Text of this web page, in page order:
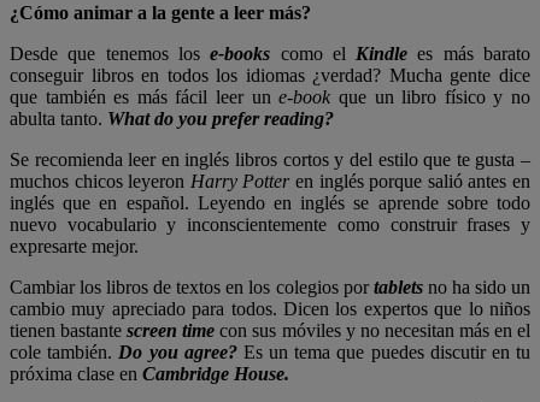
¿Cómo animar a la gente a leer más?
Desde que tenemos lose-books como el Kindle es más barato
conseguir libros en todos los idiomas ¿verdad? Mucha gente dice
que también es más fácil leer une-book que un libro físico y no
abulta tanto. What do you prefer reading?
Se recomienda leer en inglés libros cortos y del estilo que te gusta –
muchos chicos leyeron Harry Potteren inglés porque salió antes en
inglés que en español. Leyendo en inglés se aprende sobre todo
nuevo vocabulario y inconscientemente como construir frases y
expresarte mejor.
Cambiar los libros de textos en los colegios portablets no ha sido un
cambio muy apreciado para todos. Dicen los expertos que lo niños
tienen bastantescreen time con sus móviles y no necesitan más en el
cole también. Do you agree? Es un tema que puedes discutir en tu
próxima clase en Cambridge House.